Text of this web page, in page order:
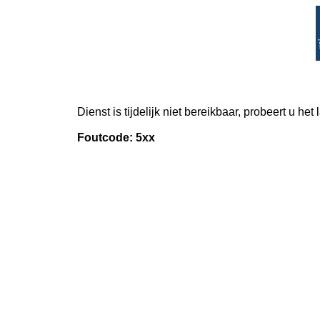
Dienst is tijdelijk niet bereikbaar, probeert u het
Foutcode: 5xx